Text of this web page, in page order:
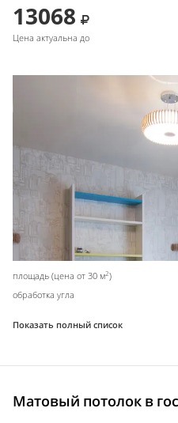
13068
Цена актуальна до
площадь (цена от 30 м2)
обработка угла
Показать полный список
Матовый потолок в